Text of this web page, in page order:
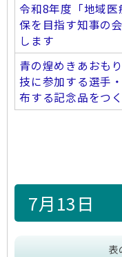
令和8年度「地域
保を目指す知事の
します
青の煌めきあおも
技に参加する選手
布する記念品をつ
7月13日
表